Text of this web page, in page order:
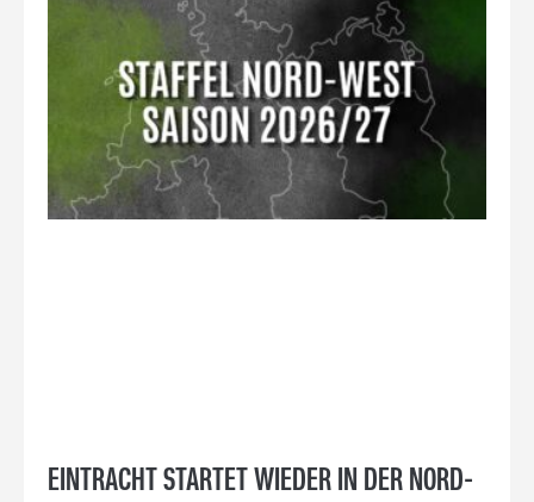
EINTRACHT STARTET WIEDER IN DER NORD-